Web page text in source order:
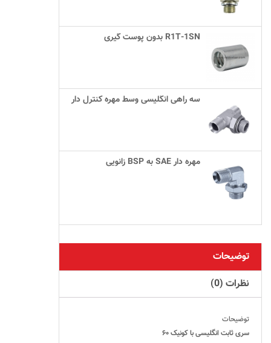
بدون پوست گیری R1T-1SN
سه راهی انگلیسی وسط مهره کنترل دار
زانویی BSP به SAE مهره دار
توضیحات
نظرات (0)
توضیحات
سری ثابت انگلیسی با کونیک ۶۰